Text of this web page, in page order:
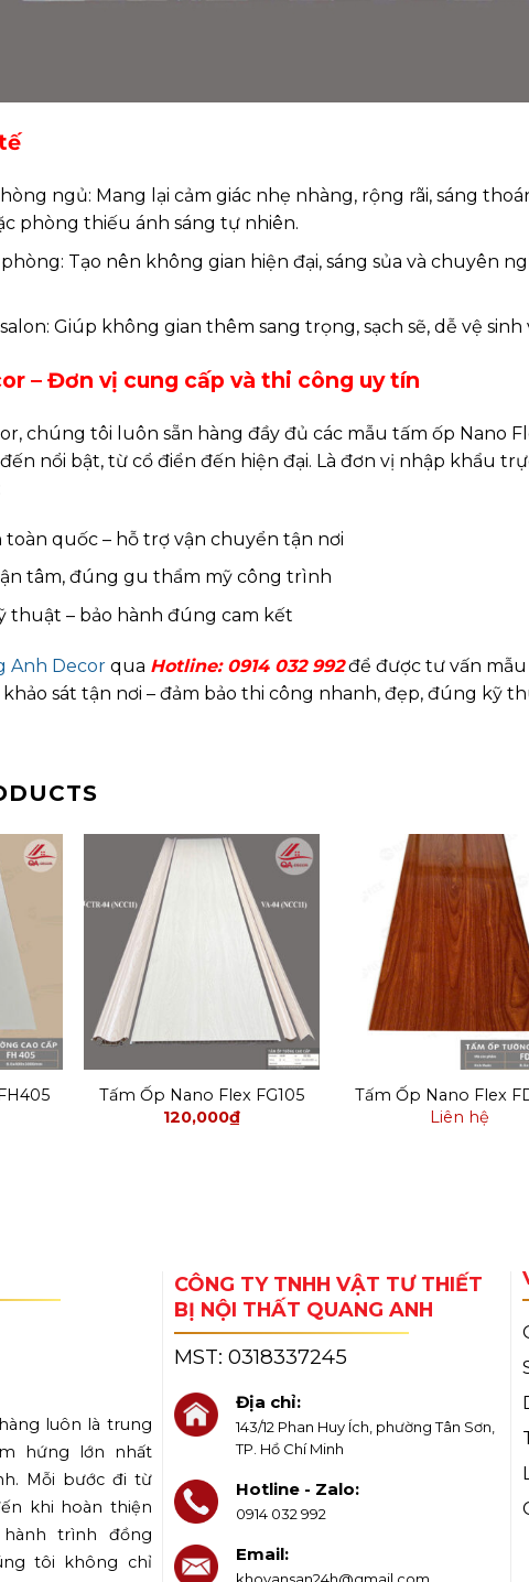
ngủ: Mang lại cảm giác nhẹ nhàng, rộng rãi, sáng
phòng thiếu ánh sáng tự nhiên.
Tạo nên không gian hiện đại, sáng sủa và chuyên
salon: Giúp không gian thêm sang trọng, sạch sẽ, dễ vệ
– Đơn vị cung cấp và thi công uy tín
chúng tôi luôn sẵn hàng đầy đủ các mẫu tấm ốp Nano
nổi bật, từ cổ điển đến hiện đại. Là đơn vị nhập khẩu
toàn quốc – hỗ trợ vận chuyển tận nơi
tâm, đúng gu thẩm mỹ công trình
thuật – bảo hành đúng cam kết
Anh Decor qua Hotline: 0914 032 992để được tư vấn mẫu
sát tận nơi – đảm bảo thi công nhanh, đẹp, đúng kỹ
Tấm Ốp Nano Flex FG105
120,000₫
Tấm Ốp Nano Flex
Liên hệ
luôn là trung
hứng lớn nhất
Mỗi bước đi từ
khi hoàn thiện
trình đồng
tôi không chỉ
CÔNG TY TNHH VẬT TƯ THIẾT
BỊ NỘI THẤT QUANG ANH
MST:0318337245
Địa chỉ:
143/12 Phan Huy Ích, phường Tân Sơn,
TP. Hồ Chí Minh
Hotline - Zalo:
0914 032 992
Email: